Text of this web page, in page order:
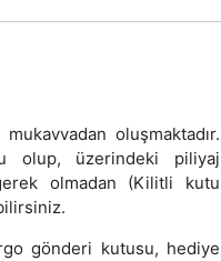
oluşmaktadır.
olup, üzerindeki piliyaj
olmadan (Kilitli kutu
gönderi kutusu, hediye